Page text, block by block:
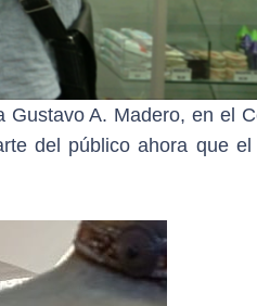
A. Madero, en el
del público ahora que el